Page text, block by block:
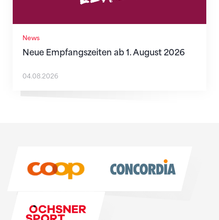
News
Neue Empfangszeiten ab 1. August 2026
04.08.2026